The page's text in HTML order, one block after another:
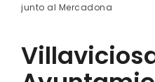
junto al Mercadona